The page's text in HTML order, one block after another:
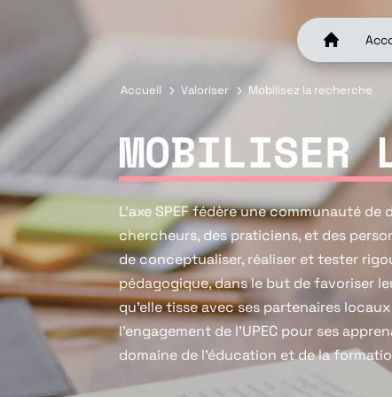
Accueil 5 Valoriser 5 Mobilisez la recherche
MOBILISER
L’axe SPEF fédère une communauté
chercheurs, des praticiens, et des
de conceptualiser, réaliser et tester
pédagogique, dans le but de favoriser
qu’elle tisse avec ses partenaires
l’engagement de l’UPEC pour ses
domaine de l’éducation et de la